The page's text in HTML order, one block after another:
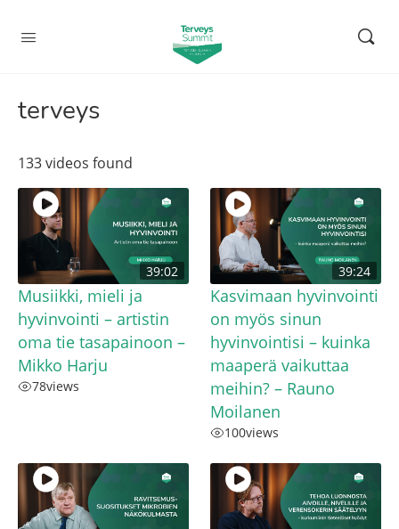
terveys
133 videos found
39:02
Musiikki, mieli ja
hyvinvointi – artistin
oma tie tasapainoon –
Mikko Harju
78views
39:24
Kasvimaan hyvinvointi
on myös sinun
hyvinvointisi – kuinka
maaperä vaikuttaa
meihin? – Rauno
Moilanen
100views